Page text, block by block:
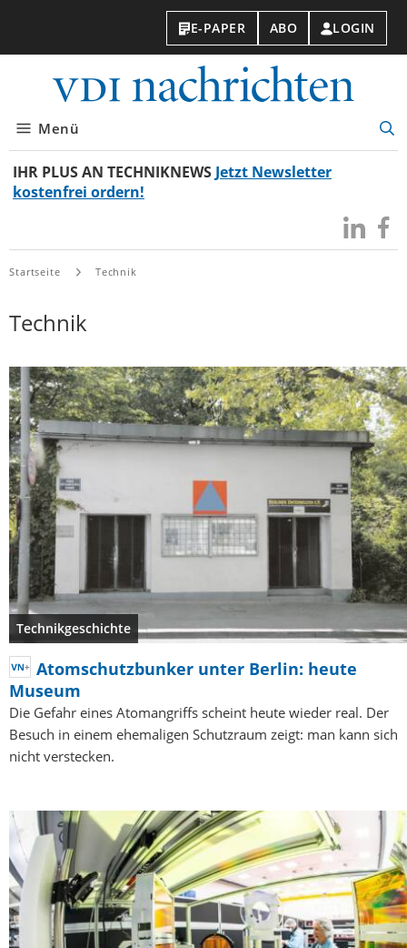
E-PAPER ABO LOGIN
Menü
IHR PLUS AN TECHNIKNEWS Jetzt Newsletter
kostenfrei ordern!
Besuchen
Sie
Sie
Startseite Technik
Technik
Technikgeschichte
Atomschutzbunker unter Berlin: heute
Museum
Die Gefahr eines Atomangriffs scheint heute wieder real. Der
Besuch in einem ehemaligen Schutzraum zeigt: man kann sich
nicht verstecken.